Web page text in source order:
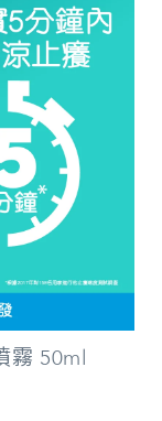
霧 50ml